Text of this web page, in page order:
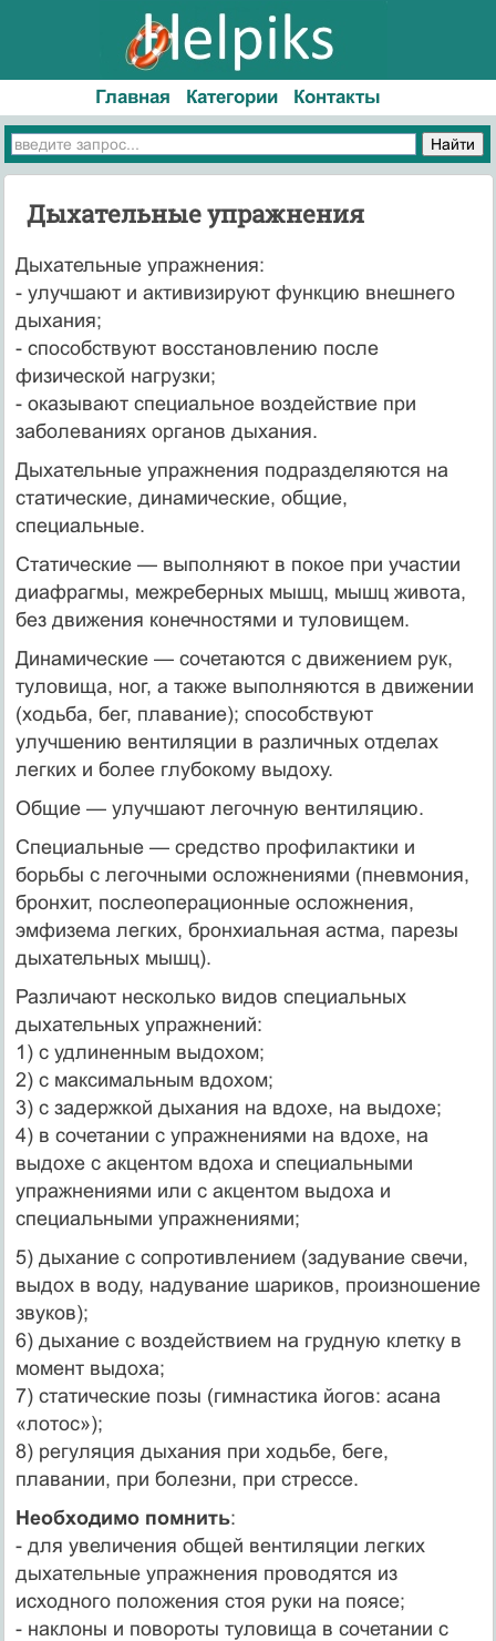
Главная Категории Контакты
Дыхательные упражнения
Дыхательные упражнения:
- улучшают и активизируют функцию внешнего
дыхания;
- способствуют восстановлению после
физической нагрузки;
- оказывают специальное воздействие при
заболеваниях органов дыхания.
Дыхательные упражнения подразделяются на
статические, динамические, общие,
специальные.
Статические — выполняют в покое при участии
диафрагмы, межреберных мышц, мышц живота,
без движения конечностями и туловищем.
Динамические — сочетаются с движением рук,
туловища, ног, а также выполняются в движении
(ходьба, бег, плавание); способствуют
улучшению вентиляции в различных отделах
легких и более глубокому выдоху.
Общие — улучшают легочную вентиляцию.
Специальные — средство профилактики и
борьбы с легочными осложнениями (пневмония,
бронхит, послеоперационные осложнения,
эмфизема легких, бронхиальная астма, парезы
дыхательных мышц).
Различают несколько видов специальных
дыхательных упражнений:
1) с удлиненным выдохом;
2) с максимальным вдохом;
3) с задержкой дыхания на вдохе, на выдохе;
4) в сочетании с упражнениями на вдохе, на
выдохе с акцентом вдоха и специальными
упражнениями или с акцентом выдоха и
специальными упражнениями;
5) дыхание с сопротивлением (задувание свечи,
выдох в воду, надувание шариков, произношение
звуков);
6) дыхание с воздействием на грудную клетку в
момент выдоха;
7) статические позы (гимнастика йогов: асана
«лотос»);
8) регуляция дыхания при ходьбе, беге,
плавании, при болезни, при стрессе.
Необходимо помнить:
- для увеличения общей вентиляции легких
дыхательные упражнения проводятся из
исходного положения стоя руки на поясе;
- наклоны и повороты туловища в сочетании с